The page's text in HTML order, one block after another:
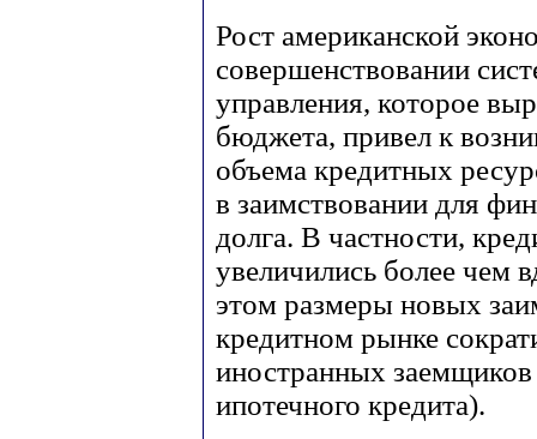
Рост американской
совершенствовании
управления, которое
бюджета, привел к
объема кредитных
в заимствовании для
долга. В частности,
увеличились более чем
этом размеры новых
кредитном рынке
иностранных
ипотечного кредита).